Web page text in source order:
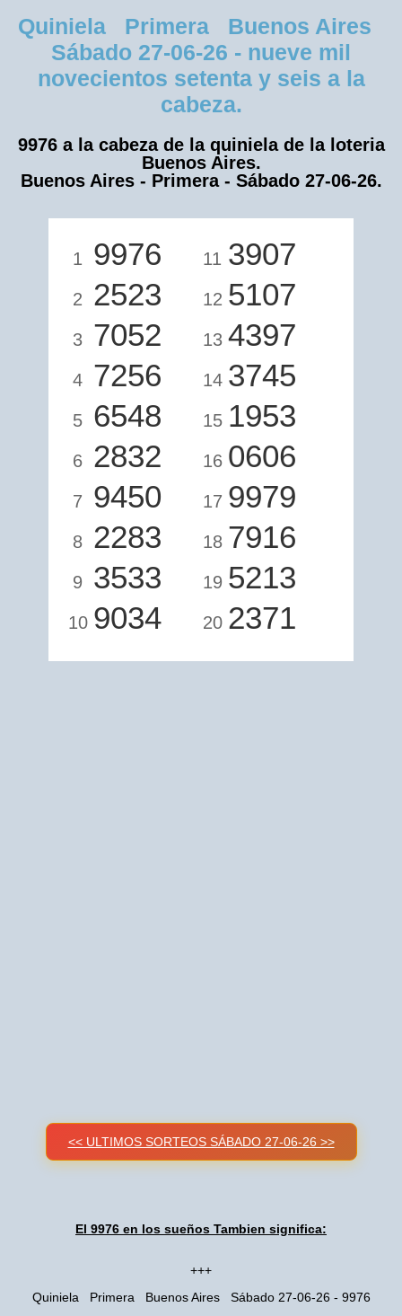
Quiniela Primera Buenos Aires
Sábado 27-06-26 - nueve mil
novecientos setenta y seis a la
cabeza.
9976 a la cabeza de la quiniela de la loteria
Buenos Aires.
Buenos Aires - Primera - Sábado 27-06-26.
1 9976
2 2523
3 7052
4 7256
5 6548
6 2832
7 9450
8 2283
9 3533
10 9034
11 3907
12 5107
13 4397
14 3745
15 1953
16 0606
17 9979
18 7916
19 5213
20 2371
<< ULTIMOS SORTEOS SÁBADO 27-06-26 >>
El 9976 en los sueños Tambien significa:
+++
Quiniela Primera Buenos Aires Sábado 27-06-26 - 9976